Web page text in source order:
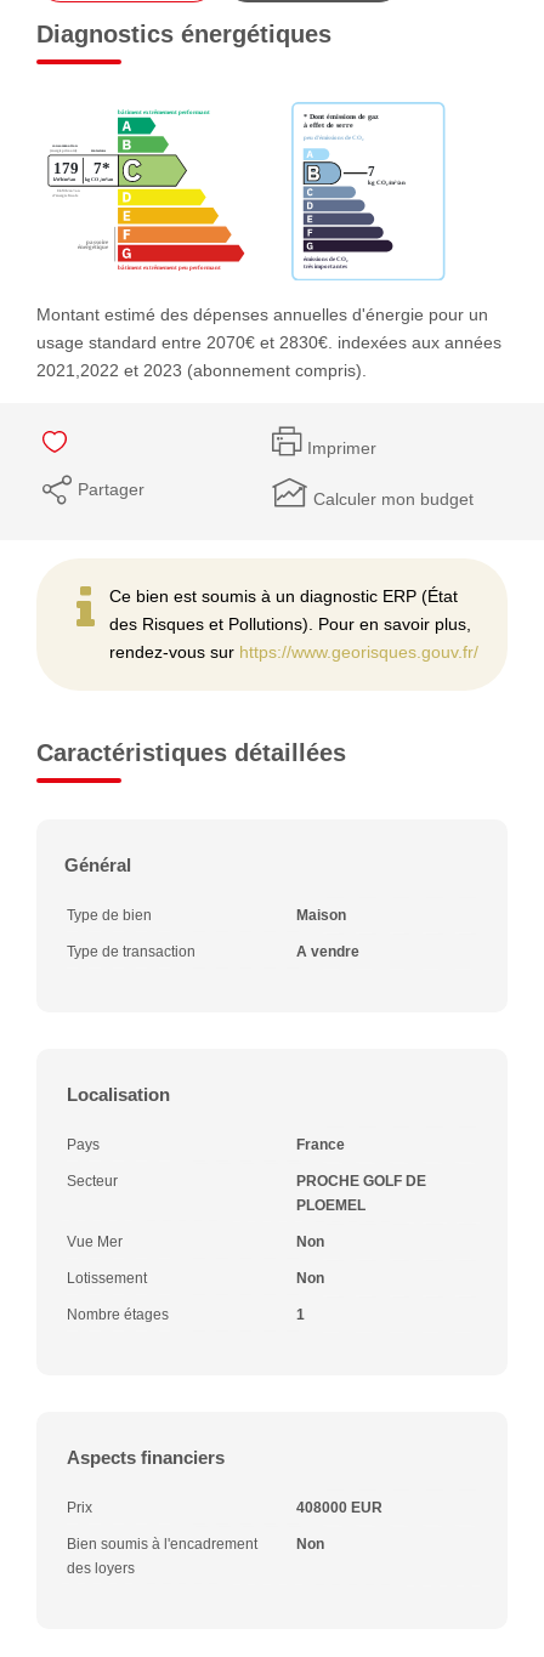
Diagnostics énergétiques
Montant estimé des dépenses annuelles d'énergie pour un
usage standard entre 2070€ et 2830€. indexées aux années
2021,2022 et 2023 (abonnement compris).
Imprimer
Partager Calculer mon budget
Ce bien est soumis à un diagnostic ERP (État
des Risques et Pollutions). Pour en savoir plus,
rendez-vous sur https://www.georisques.gouv.fr/
Caractéristiques détaillées
Général
Type de bien Maison
Type de transaction A vendre
Localisation
Pays France
Secteur
PROCHE GOLF DE
PLOEMEL
Vue Mer Non
Lotissement Non
Nombre étages 1
Aspects financiers
Prix 408000 EUR
Bien soumis à l'encadrement
des loyers
Non